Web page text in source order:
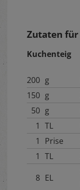
Zutaten für
Kuchenteig
200 g
150 g
50 g
1 TL
1
Prise
1 TL
8 EL